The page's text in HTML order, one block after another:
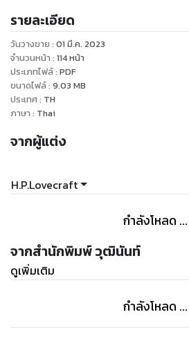
รายละเอียด
วันวางขาย : 01 มี.ค. 2023
จำนวนหน้า : 114หน้า
ประเภทไฟล์: PDF
ขนาดไฟล์: 9.03 MB
ประเทศ: TH
ภาษา : Thai
จากผู้แต่ง
H.P.Lovecraft
กำลังโหลด ...
จากสำนักพิมพ์ วุฒินันท์
ดูเพิ่มเติม
กำลังโหลด ...